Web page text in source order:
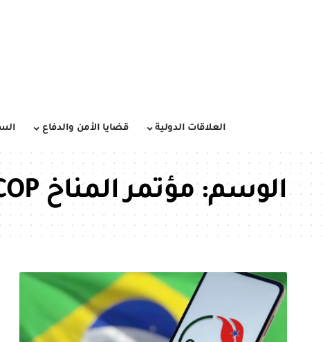
العلاقات الدولية قضايا الأمن والدفاع
الوسم:مؤتمر المناخ COP